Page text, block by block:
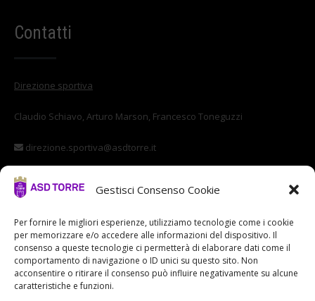
Gestisci Consenso Cookie
Per fornire le migliori esperienze, utilizziamo tecnologie come i cookie
per memorizzare e/o accedere alle informazioni del dispositivo. Il
consenso a queste tecnologie ci permetterà di elaborare dati come il
comportamento di navigazione o ID unici su questo sito. Non
acconsentire o ritirare il consenso può influire negativamente su alcune
caratteristiche e funzioni.
Contatti
Direzione sportiva
Claudio Schiavo, Arturo Marson, Francesco Toneguzzi
direzione.sportiva@asdtorre.it
Settore giovanile
settore.giovanile@asdtorre.it